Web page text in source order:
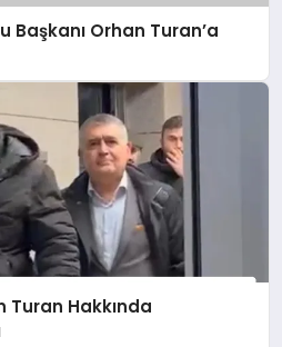
Başkanı Orhan Turan’a
Turan Hakkında